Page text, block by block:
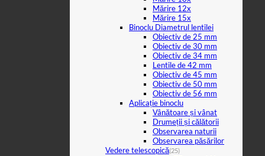
Mărire 12x
Mărire 15x
Binoclu Diametrul lentilei
Obiectiv de 25 mm
Obiectiv de 30 mm
Obiectiv de 34 mm
Lentile de 42 mm
Obiectiv de 45 mm
Obiectiv de 50 mm
Obiectiv de 56 mm
Aplicație binoclu
Vânătoare și vânat
Drumeții și călătorii
Observarea naturii
Observarea păsărilor
Vedere telescopică(25)